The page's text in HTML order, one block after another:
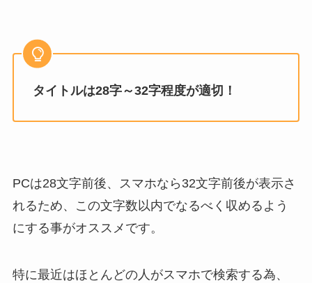
タイトルは28字～32字程度が適切！
PCは28文字前後、スマホなら32文字前後が表示さ
れるため、この文字数以内でなるべく収めるよう
にする事がオススメです。
特に最近はほとんどの人がスマホで検索する為、